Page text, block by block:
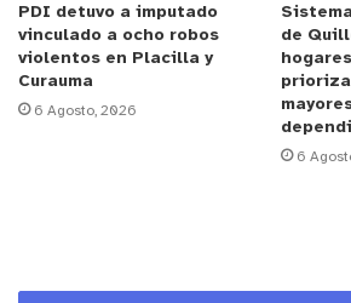
vascular periférica tiene alta
biprovincia de Quillota-Petorca,
adultos mayores con factores
diabetes, hipertensión y
equipo de Cirugía
PDI detuvo a imputado
vinculado a ocho robos
violentos en Placilla y
Curauma
6 Agosto, 2026
de
6